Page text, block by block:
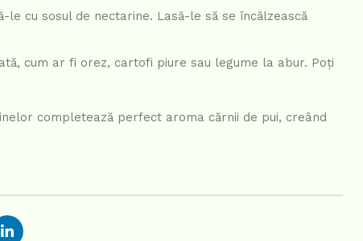
cu sosul de nectarine. Lasă-le să se încălzească
cum ar fi orez, cartofi piure sau legume la abur. Poți
completează perfect aroma cărnii de pui, creând